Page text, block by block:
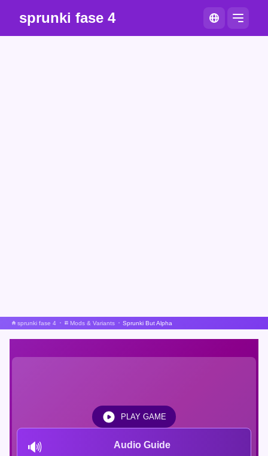
sprunki fase 4
sprunki fase 4 Mods & Variants Sprunki But Alpha
🔊 Audio Guide
PLAY GAME